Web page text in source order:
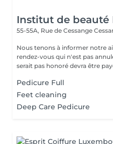
Institut de beauté
55-55A, Rue de Cessange
Nous tenons à informer notre
rendez-vous qui n'est pas
serait pas honoré devra être
Pedicure Full
Feet cleaning
Deep Care Pedicure